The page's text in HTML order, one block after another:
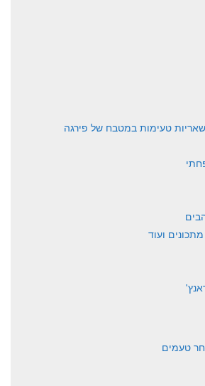
שאריות טעימות במטבח של פירגה
ועוד
טעמים